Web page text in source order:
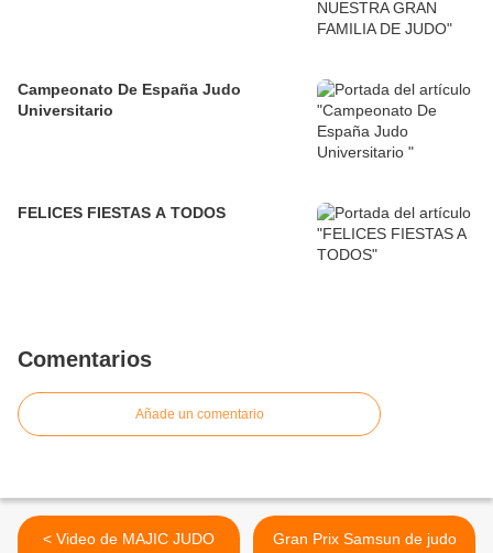
Campeonato De España Judo
Universitario
FELICES FIESTAS A TODOS
Comentarios
Añade un comentario
< Video de MAJIC JUDO
Gran Prix Samsun de judo